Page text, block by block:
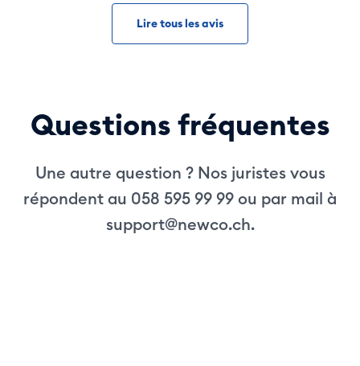
Lire tous les avis
Questions fréquentes
Une autre question ? Nos juristes vous
répondent au 058 595 99 99 ou par mail à
support@newco.ch.